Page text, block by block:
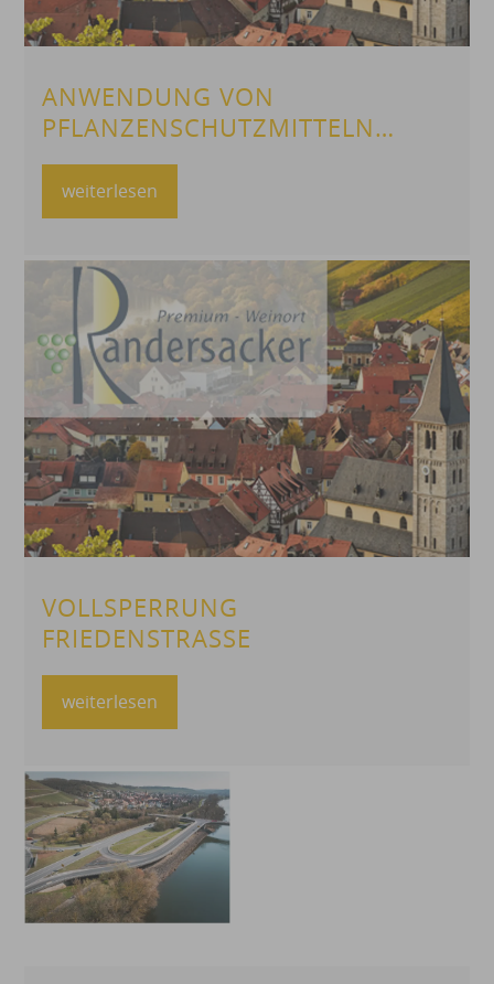
ANWENDUNG VON
PFLANZENSCHUTZMITTELN
MIT LUFTFAHRZEUGEN
weiterlesen
VOLLSPERRUNG
FRIEDENSTRASSE
weiterlesen